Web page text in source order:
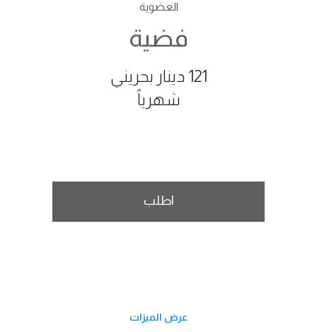
العضوية
فضية
121 دينار بحريني
شهرياً
اطلب
عرض الميزات